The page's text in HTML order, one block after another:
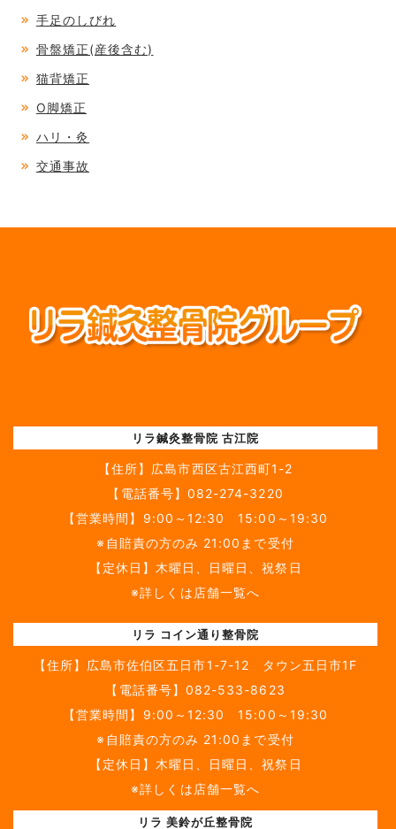
手足のしびれ
骨盤矯正(産後含む)
猫背矯正
O脚矯正
ハリ・灸
交通事故
リラ鍼灸整骨院 古江院
【住所】 広島市西区古江西町1-2
【電話番号】 082-274-3220
【営業時間】9:00～12:30 15:00～19:30
※自賠責の方のみ 21:00まで受付
【定休日】木曜日、日曜日、祝祭日
※詳しくは店舗一覧へ
リラ コイン通り整骨院
【住所】 広島市佐伯区五日市1-7-12 タウン五日市1F
【電話番号】 082-533-8623
【営業時間】9:00～12:30 15:00～19:30
※自賠責の方のみ 21:00まで受付
【定休日】木曜日、日曜日、祝祭日
※詳しくは店舗一覧へ
リラ 美鈴が丘整骨院